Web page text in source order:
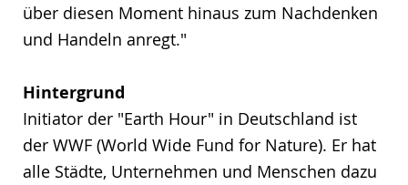
über diesen Moment hinaus zum Nachdenken
und Handeln anregt."
Hintergrund
Initiator der "Earth Hour" in Deutschland ist
der WWF (World Wide Fund for Nature). Er hat
alle Städte, Unternehmen und Menschen dazu